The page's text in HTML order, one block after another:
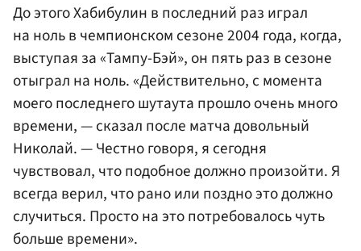
До этого Хабибулин в последний раз играл
на ноль в чемпионском сезоне 2004 года, когда,
выступая за «Тампу-Бэй», он пять раз в сезоне
отыграл на ноль. «Действительно, с момента
моего последнего шутаута прошло очень много
времени, — сказал после матча довольный
Николай. — Честно говоря, я сегодня
чувствовал, что подобное должно произойти. Я
всегда верил, что рано или поздно это должно
случиться. Просто на это потребовалось чуть
больше времени».